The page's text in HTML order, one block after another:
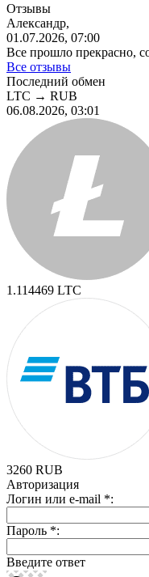
Отзывы
Александр,
01.07.2026, 07:00
Все прошло прекрасно,
Все отзывы
Последний обмен
LTC → RUB
06.08.2026, 03:01
1.114469 LTC
3260 RUB
Авторизация
Логин или e-mail *:
Пароль *:
Введите ответ